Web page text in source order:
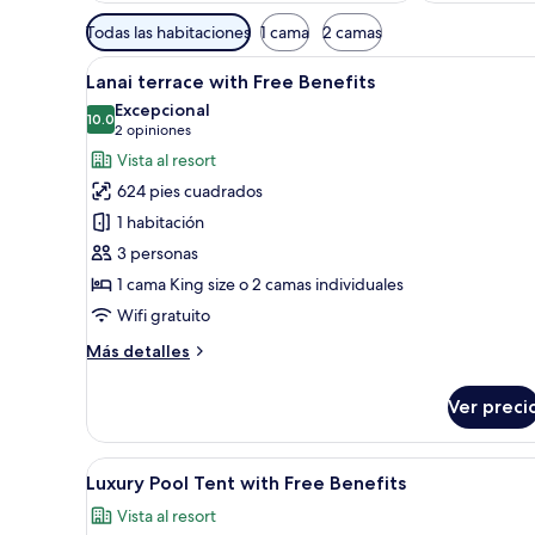
Filtros
disponibles
para
las
habitaciones
Todas las habitaciones 1 cama 2 camas
Abrir
todas
las
fotos
de
Lanai
terrace
with
Free
Benefits
Un dormitorio con una cama
10
Lanai terrace with Free Benefits
10.010.0 de 10
Excepcional
2 opiniones
(2
opiniones)
Vista al resort
624 pies cuadrados
1 habitación
3 personas
1 cama King size o 2 camas individuales
Wifi gratuito
Más detalles
Más
terrace
with
Free
Benefits
Ver
Abrir
todas
las
Un dormitorio con una cama
6
Luxury Pool Tent with Free Benefits
Vista al resort